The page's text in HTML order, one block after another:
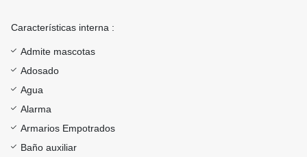
Características interna :
Admite mascotas
Adosado
Agua
Alarma
Armarios Empotrados
Baño auxiliar